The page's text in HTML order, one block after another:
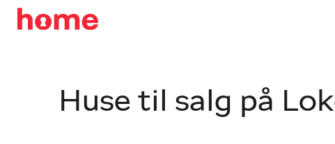
Huse til salg på